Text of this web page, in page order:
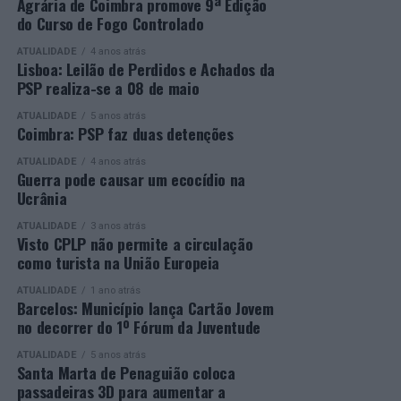
presença de mais de 500 participantes.
Mais informações em:
https://awards.innovationinpolitics.eu/
profissionais.
Durante a cerimónia foi ainda reconhecido o trabalho
desenvolvido por toda a equipa de formadores e
para o sucesso desta edição do Curso EFA.
A Escola de Tecnologia e Gestão de Barcelos continua a
afirmar-se como uma referência na formação
profissional e na qualificação de adultos, contribuindo
para o desenvolvimento de competências, o aumento da
empregabilidade e a valorização do capital humano do
concelho e da região.
A Empresa Municipal de Educação e Cultura de Barcelos
felicita todos os diplomados por esta importante
conquista, desejando-lhes os maiores sucessos pessoais,
profissionais e académicos, convicta de que este diploma
do Curso de Fogo Controlado
ATUALIDADE 4 anos atrás
Lisboa: Leilão de Perdidos e Achados da
PSP realiza-se a 08 de maio
ATUALIDADE 5 anos atrás
Coimbra: PSP faz duas detenções
ATUALIDADE 4 anos atrás
Guerra pode causar um ecocídio na
Ucrânia
ATUALIDADE 3 anos atrás
Visto CPLP não permite a circulação
como turista na União Europeia
ATUALIDADE 1 ano atrás
Barcelos: Município lança Cartão Jovem
no decorrer do 1º Fórum da Juventude
ATUALIDADE 5 anos atrás
Santa Marta de Penaguião coloca
passadeiras 3D para aumentar a